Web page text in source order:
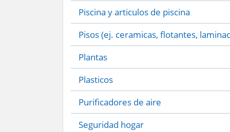
Piscina y articulos de piscina
Pisos (ej. ceramicas, flotantes,
Plantas
Plasticos
Purificadores de aire
Seguridad hogar